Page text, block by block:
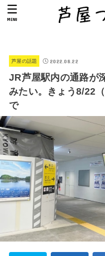
MENU
芦屋の話題 2022.08.22
JR芦屋駅内の通路が
みたい。きょう8/22
で